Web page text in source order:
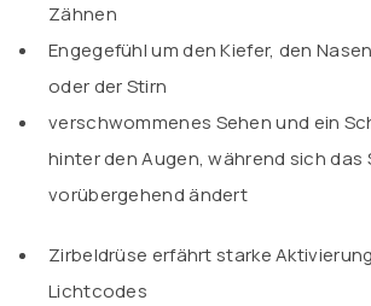
Zähnen
Engegefühl um den Kiefer, den
oder der Stirn
verschwommenes Sehen und ein
hinter den Augen, während sich das
vorübergehend ändert
Zirbeldrüse erfährt starke
Lichtcodes